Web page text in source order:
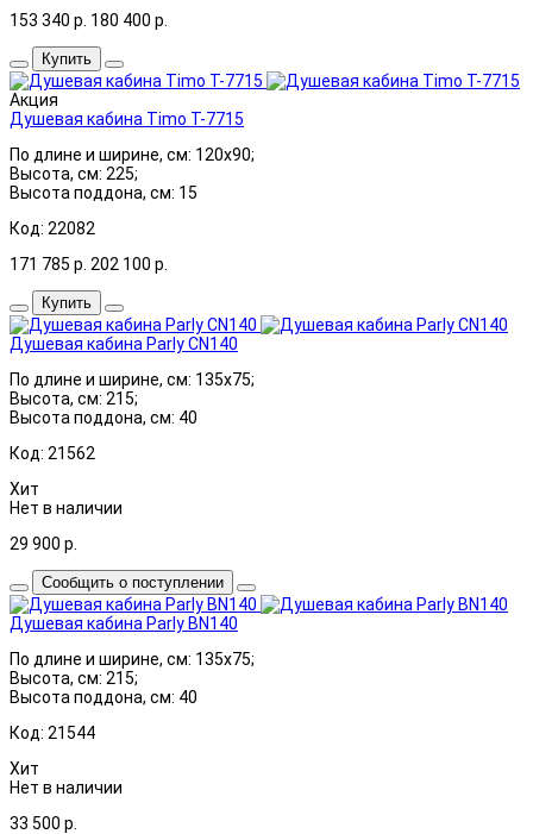
153 340 р. 180 400 р.
Купить
Акция
Душевая кабина Timo T-7715
По длине и ширине, см: 120x90;
Высота, см: 225;
Высота поддона, см: 15
Код: 22082
171 785 р. 202 100 р.
Купить
Душевая кабина Parly CN140
По длине и ширине, см: 135x75;
Высота, см: 215;
Высота поддона, см: 40
Код: 21562
Хит
Нет в наличии
29 900 р.
Сообщить о поступлении
Душевая кабина Parly BN140
По длине и ширине, см: 135x75;
Высота, см: 215;
Высота поддона, см: 40
Код: 21544
Хит
Нет в наличии
33 500 р.